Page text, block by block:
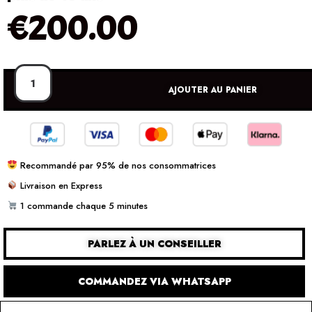
€200.00
AJOUTER AU PANIER
Recommandé par 95% de nos consommatrices
Livraison en Express
1 commande chaque 5 minutes
PARLEZ À UN CONSEILLER
COMMANDEZ VIA WHATSAPP